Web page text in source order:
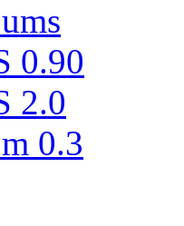
0.90
2.0
0.3